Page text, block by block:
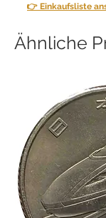
anderen Artikel
Sie bestellt
dann den
übernehmen
anfallenden
Wenn Sie einen
Ihrer Bestellung
stornieren,
Geschäfte mehr
Bitte prüfen Sie
sorgfältig die
👉 Einkaufsliste
Ähnliche